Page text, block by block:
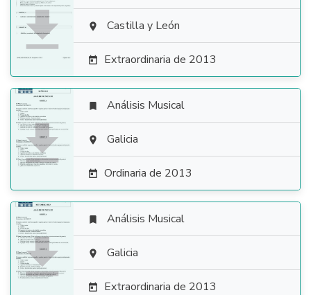
  Castilla y León
 Extraordinaria de 2013

 Análisis Musical
 Galicia
 Ordinaria de 2013

 Análisis Musical
 Galicia
 Extraordinaria de 2013